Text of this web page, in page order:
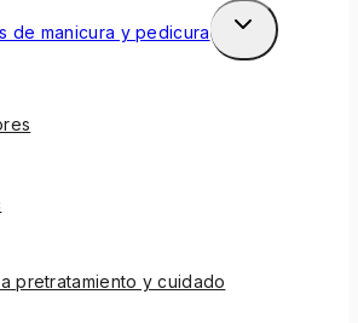
de manicura y pedicura
pretratamiento y cuidado